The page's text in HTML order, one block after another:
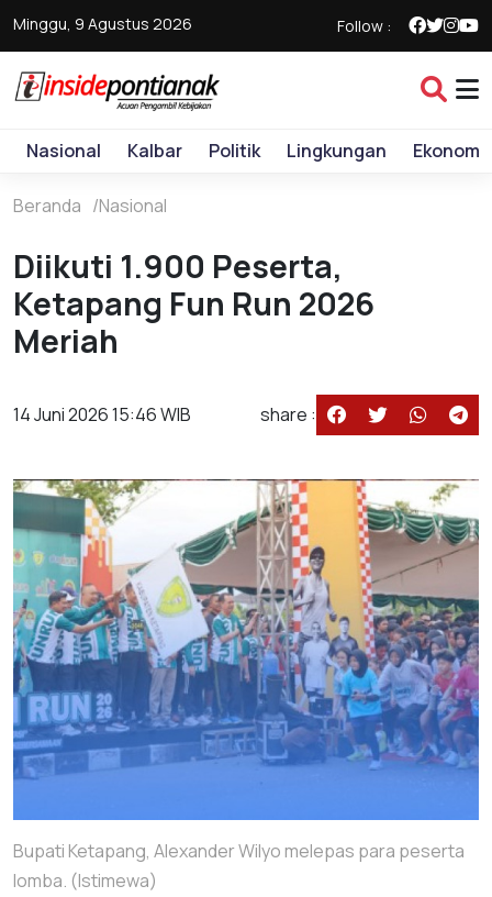
Minggu, 9 Agustus 2026 Follow :
Nasional Kalbar Politik Lingkungan Ekonomi
Beranda Nasional
Diikuti 1.900 Peserta,
Ketapang Fun Run 2026
Meriah
14 Juni 2026 15:46 WIB share :
Bupati Ketapang, Alexander Wilyo melepas para peserta
lomba. (Istimewa)